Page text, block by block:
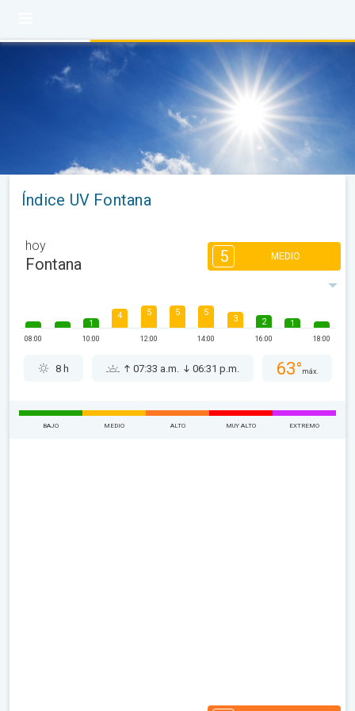
Índice UV Fontana
hoy
Fontana 5 MEDIO
08:00
1
10:00
4 5
12:00
5 5
14:00
3 2
16:00
1
18:00
8 h 07:33 a.m. 06:31 p.m. 63° máx.
BAJO MEDIO ALTO MUY ALTO EXTREMO